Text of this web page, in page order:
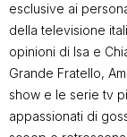
esclusive ai
della televisione
opinioni di Isa e
Grande Fratello,
show e le serie tv
appassionati di